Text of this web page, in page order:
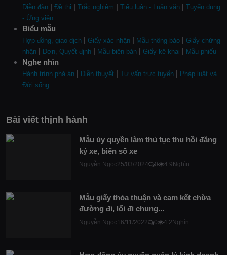
Diễn đàn | Đề thi | Trắc nghiệm | Tiểu luận - Luận văn | Tuyển dụng
- Ứng viên
Biểu mẫu
Hợp đồng, giao dịch | Giấy xác nhận | Mẫu thông báo | Giấy chứng
nhận | Đơn, Quyết định | Mẫu biên bản | Giấy kê khai | Mẫu phiếu
Nghe nhìn
Hành trình phá án | Diễn thuyết | Tư vấn trực tuyến | Pháp luật và
Đời sống
Bài viết thịnh hành
Mẫu ủy quyền làm thủ tục thu hồi đăng
ký xe, biển số xe
Nguyễn Ngọc25/03/2024 0 4.9Nghìn
Mẫu giấy thỏa thuận và cam kết chừa
đường đi, lối đi chung...
Nguyễn Ngọc16/11/2022 0 4.2Nghìn